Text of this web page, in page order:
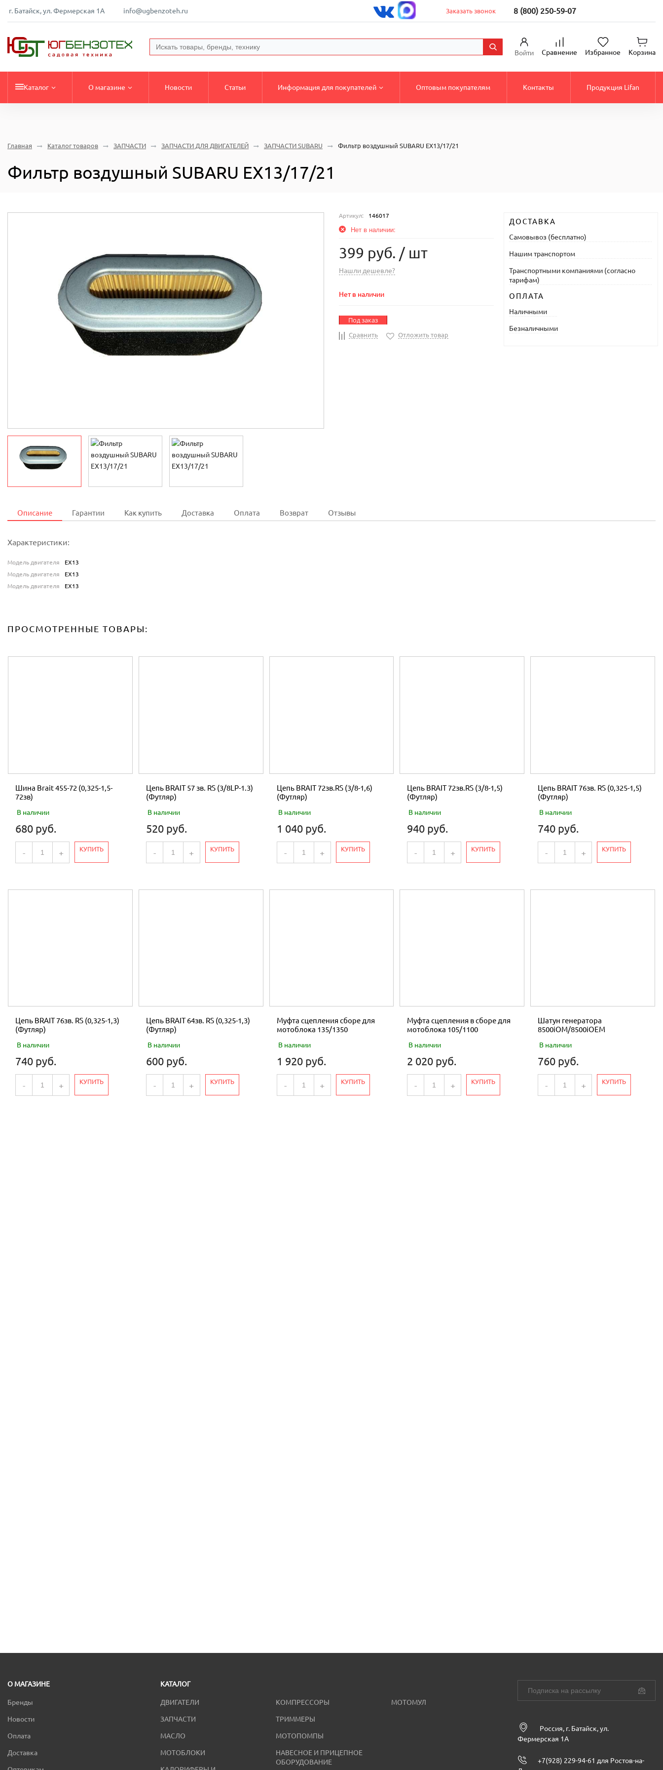
г. Батайск, ул. Фермерская 1А info@ugbenzoteh.ru Заказать звонок 8 (800) 250-59-07
Войти Сравнение Избранное Корзина
Каталог О магазине Новости Статьи Информация для покупателей Оптовым покупателям Контакты Продукция Lifan
Главная Каталог товаров ЗАПЧАСТИ ЗАПЧАСТИ ДЛЯ ДВИГАТЕЛЕЙ ЗАПЧАСТИ SUBARU Фильтр воздушный SUBARU EX13/17/21
Фильтр воздушный SUBARU EX13/17/21
Артикул: 146017
Нет в наличии:
399 руб. / шт
Нашли дешевле?
Нет в наличии
Под заказ
Сравнить Отложить товар
ДОСТАВКА
Самовывоз (бесплатно)
Нашим транспортом
Транспортными компаниями (согласно
тарифам)
ОПЛАТА
Наличными
Безналичными
Описание Гарантии Как купить Доставка Оплата Возврат Отзывы
Характеристики:
Модель двигателя
EX13
Модель двигателя
EX13
Модель двигателя
EX13
ПРОСМОТРЕННЫЕ ТОВАРЫ:
Шина Brait 455-72 (0,325-1,5-
72зв)
В наличии
680 руб.
- + КУПИТЬ
Цепь BRAIT 57 зв. RS (3/8LP-1.3)
(Футляр)
В наличии
520 руб.
- + КУПИТЬ
Цепь BRAIT 72зв.RS (3/8-1,6)
(Футляр)
В наличии
1 040 руб.
- + КУПИТЬ
Цепь BRAIT 72зв.RS (3/8-1,5)
(Футляр)
В наличии
940 руб.
- + КУПИТЬ
Цепь BRAIT 76зв. RS (0,325-1,5)
(Футляр)
В наличии
740 руб.
- + КУПИТЬ
Цепь BRAIT 76зв. RS (0,325-1,3)
(Футляр)
В наличии
740 руб.
- + КУПИТЬ
Цепь BRAIT 64зв. RS (0,325-1,3)
(Футляр)
В наличии
600 руб.
- + КУПИТЬ
Муфта сцепления сборе для
мотоблока 135/1350
В наличии
1 920 руб.
- + КУПИТЬ
Муфта сцепления в сборе для
мотоблока 105/1100
В наличии
2 020 руб.
- + КУПИТЬ
Шатун генератора
8500iOM/8500iOEM
В наличии
760 руб.
- + КУПИТЬ
О МАГАЗИНЕ
Бренды
Новости
Оплата
Доставка
КАТАЛОГ
ДВИГАТЕЛИ
ЗАПЧАСТИ
МАСЛО
МОТОБЛОКИ
КОМПРЕССОРЫ
ТРИММЕРЫ
МОТОПОМПЫ
НАВЕСНОЕ И ПРИЦЕПНОЕ
ОБОРУДОВАНИЕ
МОТОМУЛ
Россия, г. Батайск, ул.
Фермерская 1А
+7(928) 229-94-61 для Ростов-на-